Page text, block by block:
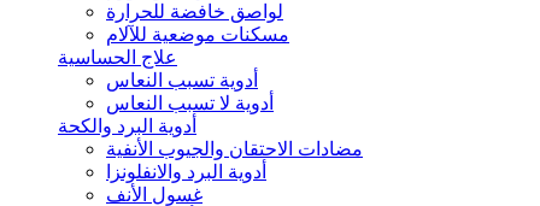
لواصق خافضة للحرارة
مسكنات موضعية للآلام
علاج الحساسية
أدوية تسبب النعاس
أدوية لا تسبب النعاس
أدوية البرد والكحة
مضادات الاحتقان والجيوب الأنفية
أدوية البرد والانفلونزا
غسول الأنف